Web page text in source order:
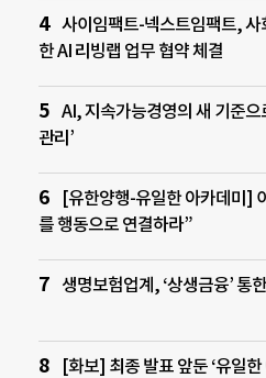
사이임팩트-넥스트임팩트, 사
한 AI 리빙랩 업무 협약 체결
AI, 지속가능경영의 새 기준
관리’
[유한양행-유일한 아카데미]
를 행동으로 연결하라”
생명보험업계, ‘상생금융’ 통
[화보] 최종 발표 앞둔 ‘유일